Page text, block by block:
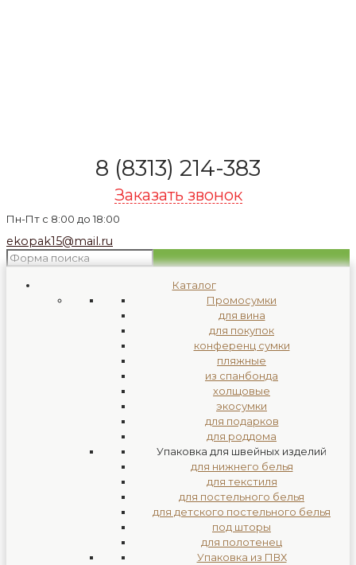
8 (8313) 214-383
Заказать звонок
Пн-Пт с 8:00 до 18:00
ekopak15@mail.ru
Каталог
Промосумки
для вина
для покупок
конференц сумки
пляжные
из спанбонда
холщовые
экосумки
для подарков
для роддома
Упаковка для швейных изделий
для нижнего белья
для текстиля
для постельного белья
для детского постельного белья
под шторы
для полотенец
Упаковка из ПВХ